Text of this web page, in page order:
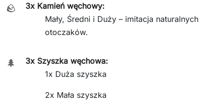
🪨
3x Kamień węchowy:
Mały, Średni i Duży – imitacja naturalnych
otoczaków.
🌲
3x Szyszka węchowa:
1x Duża szyszka
2x Mała szyszka